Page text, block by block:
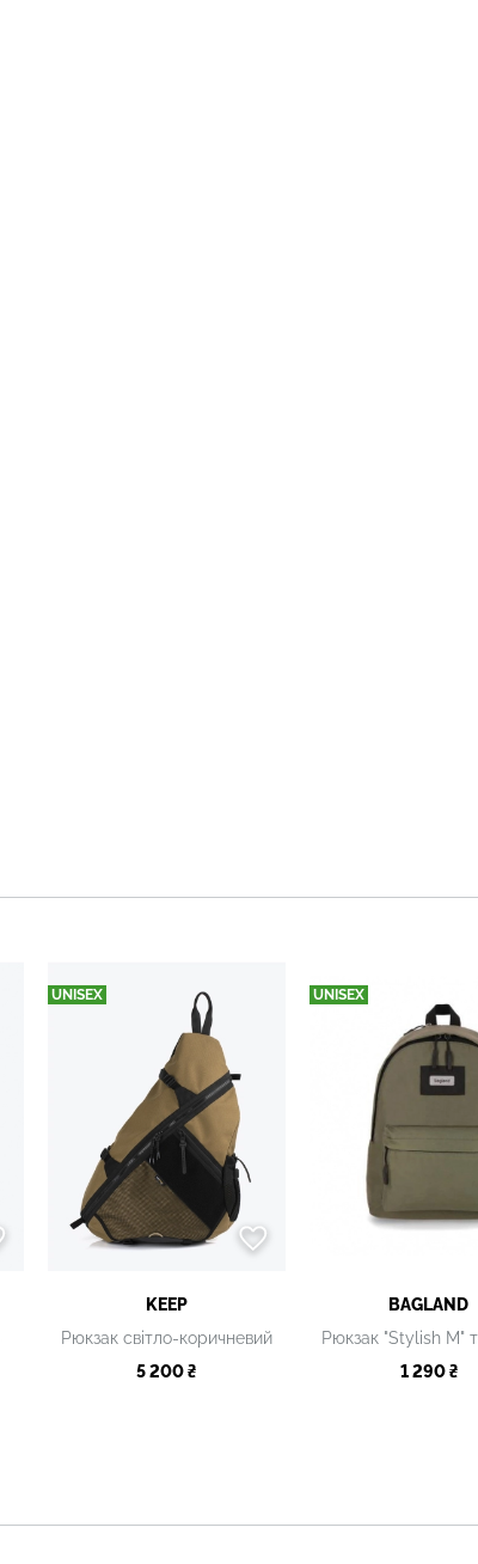
UNISEX
KEEP
Рюкзак світло-коричневий
5 200 ₴
UNISEX
BAGLAND
1 290 ₴